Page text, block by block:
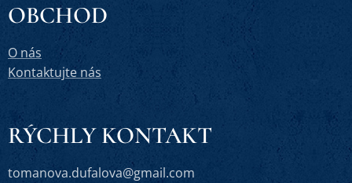
OBCHOD
O nás
Kontaktujte nás
RÝCHLY KONTAKT
tomanova.dufalova@gmail.com